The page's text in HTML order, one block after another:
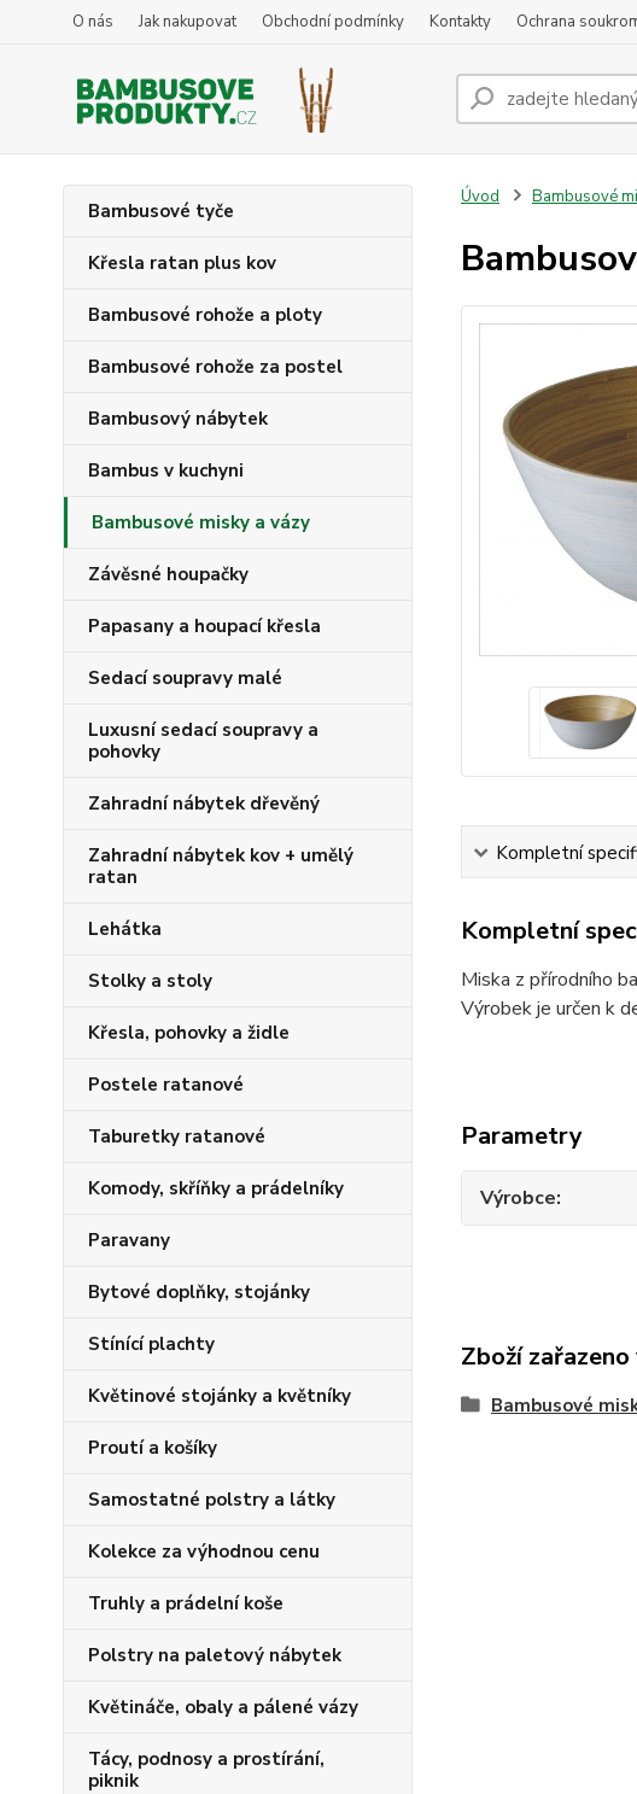
O nás Jak nakupovat Obchodní podmínky Kontakty Ochrana
Bambusové tyče
Křesla ratan plus kov
Bambusové rohože a ploty
Bambusové rohože za postel
Bambusový nábytek
Bambus v kuchyni
Bambusové misky a vázy
Závěsné houpačky
Papasany a houpací křesla
Sedací soupravy malé
Luxusní sedací soupravy a
pohovky
Zahradní nábytek dřevěný
Zahradní nábytek kov + umělý
ratan
Lehátka
Stolky a stoly
Křesla, pohovky a židle
Postele ratanové
Taburetky ratanové
Komody, skříňky a prádelníky
Paravany
Bytové doplňky, stojánky
Stínící plachty
Květinové stojánky a květníky
Proutí a košíky
Samostatné polstry a látky
Kolekce za výhodnou cenu
Truhly a prádelní koše
Polstry na paletový nábytek
Květináče, obaly a pálené vázy
Tácy, podnosy a prostírání,
piknik
Úvod Bambusové
Kompletní
Kompletní
Miska z přírodního
Výrobek je určen k
Parametry
Výrobce
Zboží
Bambusové